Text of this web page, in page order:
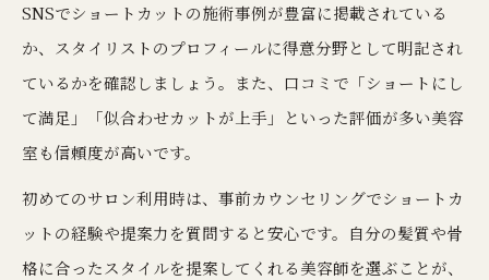
SNSでショートカットの施術事例が豊富に掲載されている
か、スタイリストのプロフィールに得意分野として明記され
ているかを確認しましょう。また、口コミで「ショートにし
て満足」「似合わせカットが上手」といった評価が多い美容
室も信頼度が高いです。
初めてのサロン利用時は、事前カウンセリングでショートカ
ットの経験や提案力を質問すると安心です。自分の髪質や骨
格に合ったスタイルを提案してくれる美容師を選ぶことが、